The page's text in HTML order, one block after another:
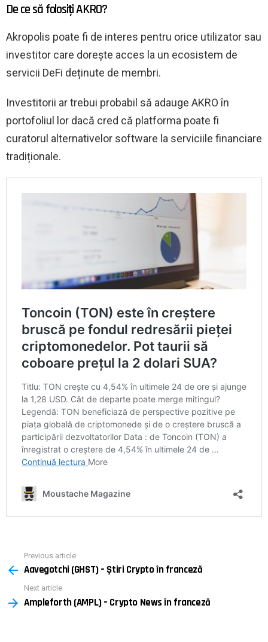
De ce să folosiți AKRO?
Akropolis poate fi de interes pentru orice utilizator sau
investitor care dorește acces la un ecosistem de
servicii DeFi deținute de membri.
Investitorii ar trebui probabil să adauge AKRO în
portofoliul lor dacă cred că platforma poate fi
curatorul alternativelor software la serviciile financiare
tradiționale.
more
Previous article
Aavegotchi (GHST) – Știri Crypto în franceză
Next article
Ampleforth (AMPL) – Crypto News în franceză